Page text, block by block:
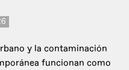
y la contaminación
funcionan como